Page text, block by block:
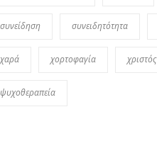
συνείδηση συνειδητότητα
χαρά χορτοφαγία χριστός
ψυχοθεραπεία